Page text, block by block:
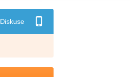
Diskuse